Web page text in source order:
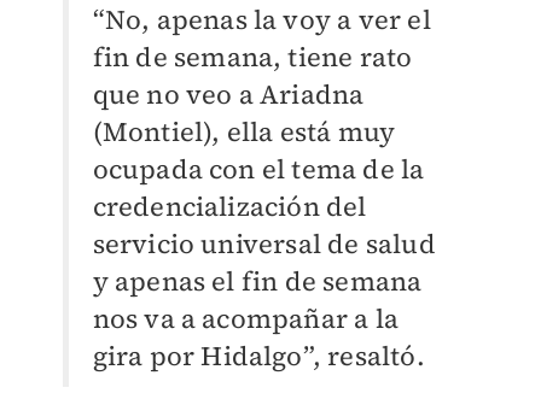
“No, apenas la voy a ver el
fin de semana, tiene rato
que no veo a Ariadna
(Montiel), ella está muy
ocupada con el tema de la
credencialización del
servicio universal de salud
y apenas el fin de semana
nos va a acompañar a la
gira por Hidalgo”, resaltó.